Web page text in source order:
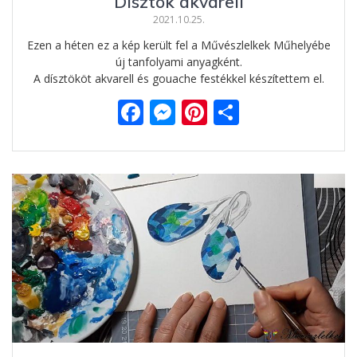
2021.10.25.
Ezen a héten ez a kép került fel a Művészlelkek Műhelyébe
új tanfolyami anyagként.
A dísztököt akvarell és gouache festékkel készítettem el.
F
e
b
o
o
M
ss
e
n
g
er
Pi
er
e
st
za
m
e